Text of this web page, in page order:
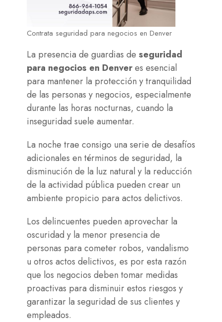
Contrata seguridad para negocios en Denver
La presencia de guardias de seguridad
para negocios en Denveres esencial
para mantener la protección y tranquilidad
de las personas y negocios, especialmente
durante las horas nocturnas, cuando la
inseguridad suele aumentar.
La noche trae consigo una serie de desafíos
adicionales en términos de seguridad, la
disminución de la luz natural y la reducción
de la actividad pública pueden crear un
ambiente propicio para actos delictivos.
Los delincuentes pueden aprovechar la
oscuridad y la menor presencia de
personas para cometer robos, vandalismo
u otros actos delictivos, es por esta razón
que los negocios deben tomar medidas
proactivas para disminuir estos riesgos y
garantizar la seguridad de sus clientes y
empleados.